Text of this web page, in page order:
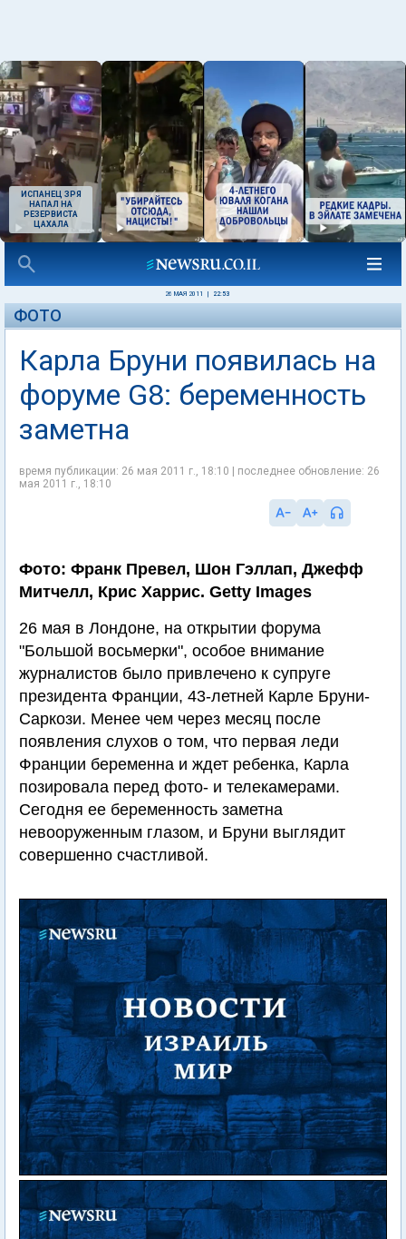
ИСПАНЕЦ ЗРЯ
НАПАЛ НА
РЕЗЕРВИСТА
ЦАХАЛА
26 МАЯ 2011 22:53
ФОТО
Карла Бруни появилась на
форуме G8: беременность
заметна
время публикации: 26 мая 2011 г., 18:10 | последнее обновление: 26
мая 2011 г., 18:10
Фото: Франк Превел, Шон Гэллап, Джефф
Митчелл, Крис Харрис. Getty Images
26 мая в Лондоне, на открытии форума
"Большой восьмерки", особое внимание
журналистов было привлечено к супруге
президента Франции, 43-летней Карле Бруни-
Саркози. Менее чем через месяц после
появления слухов о том, что первая леди
Франции беременна и ждет ребенка, Карла
позировала перед фото- и телекамерами.
Сегодня ее беременность заметна
невооруженным глазом, и Бруни выглядит
совершенно счастливой.